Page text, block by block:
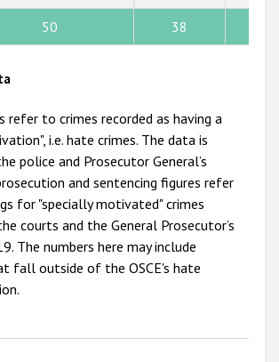
2010
2009
50 38
refer to crimes recorded as having a
i.e. hate crimes. The data is
police and Prosecutor General’s
and sentencing figures refer
for "specially motivated" crimes
courts and the General Prosecutor’s
The numbers here may include
fall outside of the OSCE's hate